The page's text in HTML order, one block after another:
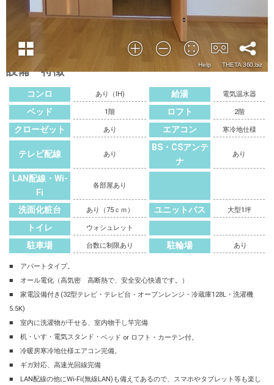
設備・特徴
コンロ あり（IH) 給湯 電気温水器
ベッド 1階 ロフト 2階
クローゼット あり エアコン 寒冷地仕様
テレビ配線 あり
BS・CSアンテ
ナ
あり
LAN配線・Wi-
Fi
各部屋あり
洗面化粧台 あり（75ｃｍ） ユニットバス 大型1坪
トイレ ウォシュレット
駐車場 台数に制限あり 駐輪場 あり
■ アパートタイプ。
■ オール電化（高気密 高断熱で、安全安心快適です。）
■ 家電設備付き(32型テレビ・テレビ台・オーブンレンジ・冷蔵庫128L・洗濯機
5.5K)
■ 室内に洗濯物が干せる、室内物干し竿完備
■ 机・いす・電気スタンド・ ベッド or ロフト・カーテン付。
■ 冷暖房寒冷地仕様エアコン完備。
■ ギガ対応、高速光回線完備
■ LAN配線の他にWi-Fi(無線LAN)も備えてあるので、スマホやタブレット等も楽し